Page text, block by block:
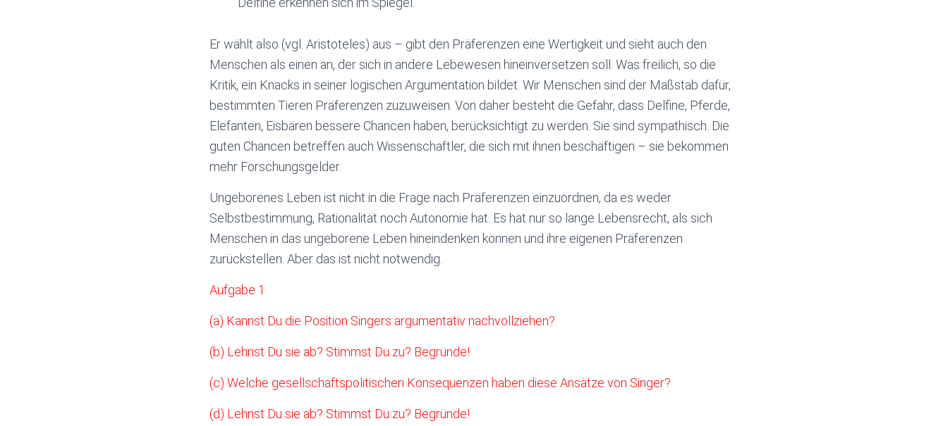
Er wählt also (vgl. Aristoteles) aus – gibt den Präferenzen eine Wertigkeit und sieht auch den
Menschen als einen an, der sich in andere Lebewesen hineinversetzen soll. Was freilich, so die
Kritik, ein Knacks in seiner logischen Argumentation bildet. Wir Menschen sind der Maßstab dafür,
bestimmten Tieren Präferenzen zuzuweisen. Von daher besteht die Gefahr, dass Delfine, Pferde,
Elefanten, Eisbären bessere Chancen haben, berücksichtigt zu werden. Sie sind sympathisch. Die
guten Chancen betreffen auch Wissenschaftler, die sich mit ihnen beschäftigen – sie bekommen
mehr Forschungsgelder.
Ungeborenes Leben ist nicht in die Frage nach Präferenzen einzuordnen, da es weder
Selbstbestimmung, Rationalität noch Autonomie hat. Es hat nur so lange Lebensrecht, als sich
Menschen in das ungeborene Leben hineindenken können und ihre eigenen Präferenzen
zurückstellen. Aber das ist nicht notwendig.
Aufgabe 1
(a) Kannst Du die Position Singers argumentativ nachvollziehen?
(b) Lehnst Du sie ab? Stimmst Du zu? Begründe!
(c) Welche gesellschaftspolitischen Konsequenzen haben diese Ansätze von Singer?
(d) Lehnst Du sie ab? Stimmst Du zu? Begründe!